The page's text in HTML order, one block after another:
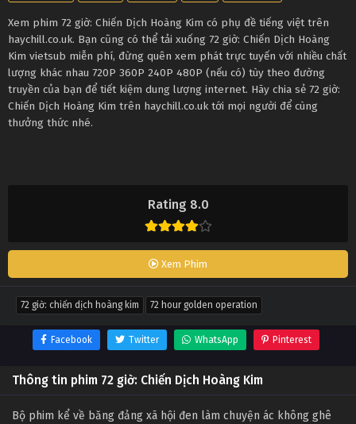
Rating 8.0
Xem Phim
Xem phim 72 giờ: Chiến Dịch Hoàng Kim có phụ đề tiếng việt trên
haychill.co.uk. Bạn cũng có thể tải xuống 72 giờ: Chiến Dịch Hoàng
Kim vietsub miễn phí, đừng quên xem phát trực tuyến với nhiều chất
lượng khác nhau 720P 360P 240P 480P (nếu có) tùy theo đường
truyền của bạn để tiết kiệm dung lượng internet. Hãy chia sẻ 72 giờ:
Chiến Dịch Hoàng Kim trên haychill.co.uk tới mọi người để cùng
thưởng thức nhé.
72 giờ: chiến dịch hoàng kim 72 hour golden operation
Facebook Twitter WhatsApp Pinterest
Thông tin phim 72 giờ: Chiến Dịch Hoàng Kim
Bộ phim kể về băng đảng xã hội đen làm chuyện ác không ghê